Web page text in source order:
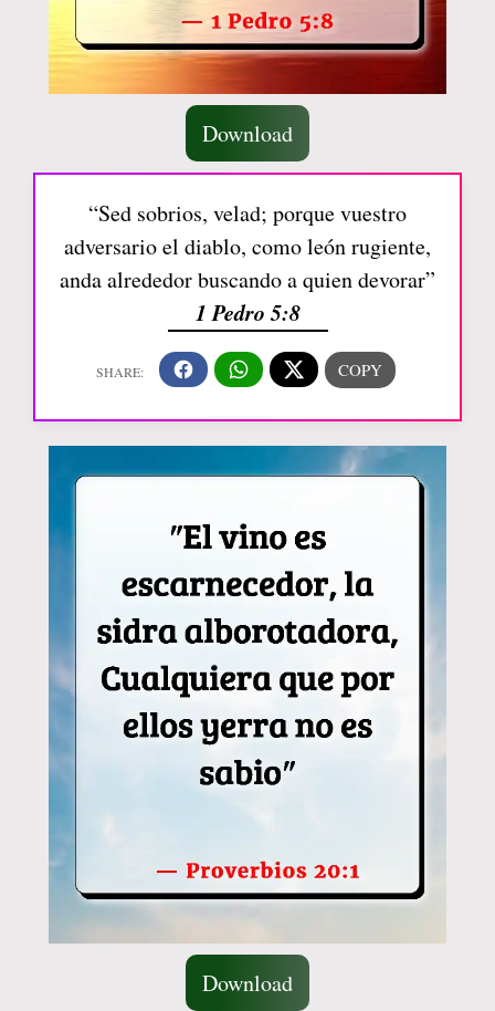
Download
“Sed sobrios, velad; porque vuestro
adversario el diablo, como león rugiente,
anda alrededor buscando a quien devorar”
1 Pedro 5:8
Download